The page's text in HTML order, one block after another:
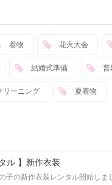
着物 花火大会
結婚式準備 普
リーニング 夏着物
ル 】新作衣装
子の新作衣装レンタル開始しま